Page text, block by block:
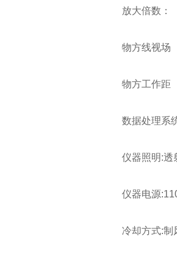
放大倍
物方
物方
数据处理系
仪器照明:透
仪器电源
冷却方式:制